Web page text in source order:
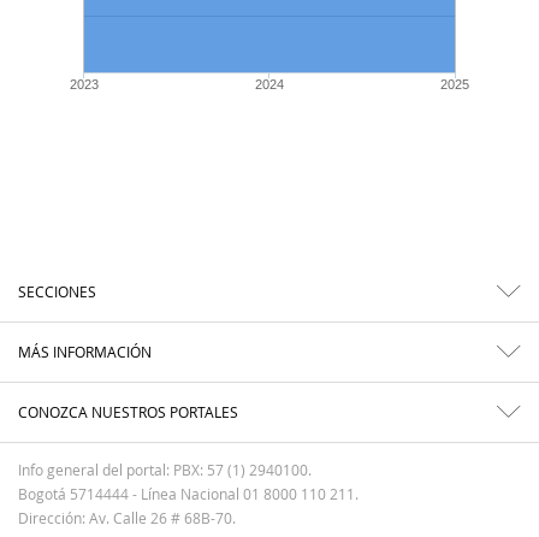
2023 2024 2025
SECCIONES
MÁS INFORMACIÓN
CONOZCA NUESTROS PORTALES
Info general del portal: PBX: 57 (1) 2940100.
Bogotá 5714444 - Línea Nacional 01 8000 110 211.
Dirección: Av. Calle 26 # 68B-70.